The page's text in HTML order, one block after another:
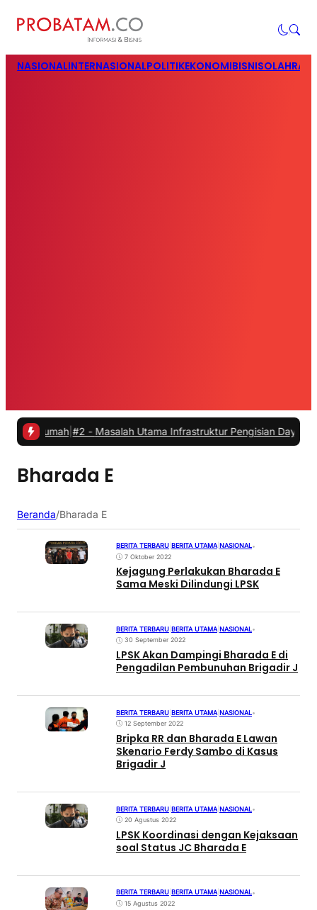
NASIONALINTERNASIONALPOLITIKEKONOMIBISNIS
|#2 -Masalah Utama Infrastruktur Pengisian Daya untuk
Bharada E
Beranda/Bharada E
BERITA TERBARU BERITA UTAMA NASIONAL•
7 Oktober 2022
Kejagung Perlakukan Bharada E
Sama Meski Dilindungi LPSK
BERITA TERBARU BERITA UTAMA NASIONAL•
30 September 2022
LPSK Akan Dampingi Bharada E di
Pengadilan Pembunuhan Brigadir J
BERITA TERBARU BERITA UTAMA NASIONAL•
12 September 2022
Bripka RR dan Bharada E Lawan
Skenario Ferdy Sambo di Kasus
Brigadir J
BERITA TERBARU BERITA UTAMA NASIONAL•
20 Agustus 2022
LPSK Koordinasi dengan Kejaksaan
soal Status JC Bharada E
BERITA TERBARU BERITA UTAMA|NASIONAL•
15 Agustus 2022